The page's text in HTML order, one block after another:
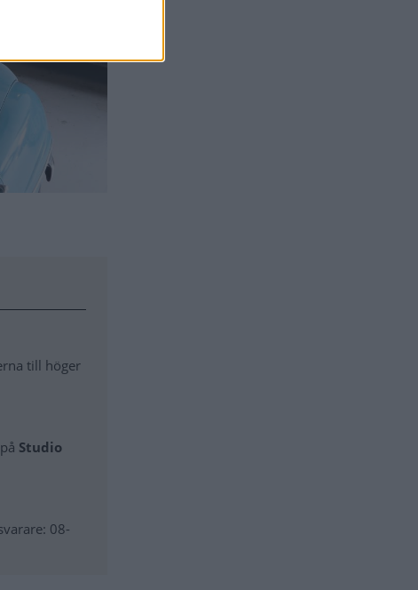
till höger
Studio
08-